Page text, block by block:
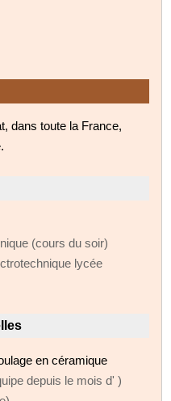
dans toute la France,
(cours du soir)
lycée
en céramique
depuis le mois d' )